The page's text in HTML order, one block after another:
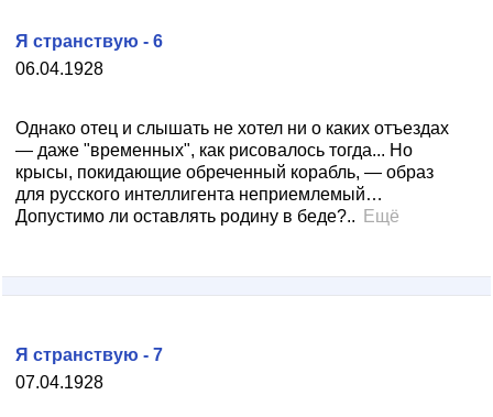
06.04.1928
Я странствую - 6
Однако отец и слышать не хотел ни о каких отъездах
— даже "временных", как рисовалось тогда... Но
крысы, покидающие обреченный корабль, — образ
для русского интеллигента неприемлемый…
Допустимо ли оставлять родину в беде?..
Ещё
07.04.1928
Я странствую - 7